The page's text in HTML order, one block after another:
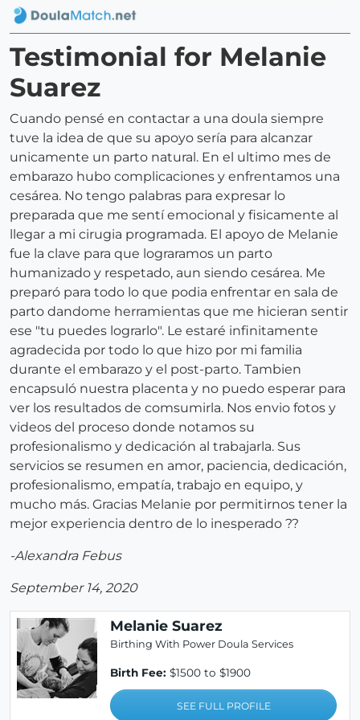
Testimonial for Melanie
Suarez
Cuando pensé en contactar a una doula siempre
tuve la idea de que su apoyo sería para alcanzar
unicamente un parto natural. En el ultimo mes de
embarazo hubo complicaciones y enfrentamos una
cesárea. No tengo palabras para expresar lo
preparada que me sentí emocional y fisicamente al
llegar a mi cirugia programada. El apoyo de Melanie
fue la clave para que lograramos un parto
humanizado y respetado, aun siendo cesárea. Me
preparó para todo lo que podia enfrentar en sala de
parto dandome herramientas que me hicieran sentir
ese "tu puedes lograrlo". Le estaré infinitamente
agradecida por todo lo que hizo por mi familia
durante el embarazo y el post-parto. Tambien
encapsuló nuestra placenta y no puedo esperar para
ver los resultados de comsumirla. Nos envio fotos y
videos del proceso donde notamos su
profesionalismo y dedicación al trabajarla. Sus
servicios se resumen en amor, paciencia, dedicación,
profesionalismo, empatía, trabajo en equipo, y
mucho más. Gracias Melanie por permitirnos tener la
mejor experiencia dentro de lo inesperado ??
-Alexandra Febus
September 14, 2020
Melanie Suarez
Birthing With Power Doula Services
Birth Fee: $1500 to $1900
SEE FULL PROFILE